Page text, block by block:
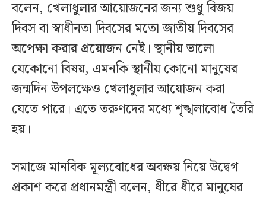
বলেন, খেলাধুলার আয়োজনের জন্য শুধু বিজয়
দিবস বা স্বাধীনতা দিবসের মতো জাতীয় দিবসের
অপেক্ষা করার প্রয়োজন নেই। স্থানীয় ভালো
যেকোনো বিষয়, এমনকি স্থানীয় কোনো মানুষের
জন্মদিন উপলক্ষেও খেলাধুলার আয়োজন করা
যেতে পারে। এতে তরুণদের মধ্যে শৃঙ্খলাবোধ তৈরি
হয়।
সমাজে মানবিক মূল্যবোধের অবক্ষয় নিয়ে উদ্বেগ
প্রকাশ করে প্রধানমন্ত্রী বলেন, ধীরে ধীরে মানুষের